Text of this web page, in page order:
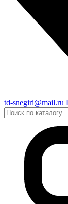
td-snegiri@mail.ru